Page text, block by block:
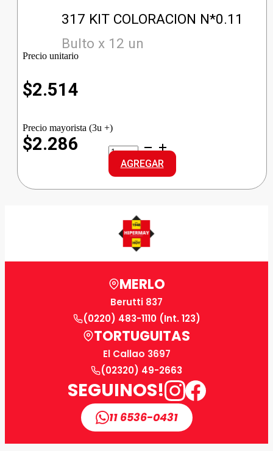
317 KIT COLORACION N*0.11
Bulto x 12 un
Precio unitario
$2.514
Precio mayorista (3u +)
$2.286
317
KIT
COLORACION
N*0.11
cantidad
AGREGAR
MERLO
Berutti 837
(0220) 483-1110 (Int. 123)
TORTUGUITAS
El Callao 3697
(02320) 49-2663
SEGUINOS!
11 6536-0431